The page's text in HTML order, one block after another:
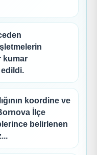
kumar
edildi.
koordine ve
İlçe
belirlenen